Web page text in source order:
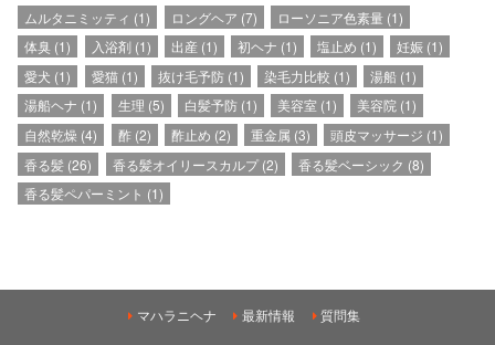
ムルタニミッティ (1) ロングヘア (7) ローソニア色素量(1)
体臭 (1) 入浴剤(1) 出産(1) 初ヘナ (1) 塩止め (1) 妊娠 (1)
愛犬 (1) 愛猫(1) 抜け毛予防(1) 染毛力比較 (1) 湯船 (1)
湯船ヘナ (1) 生理 (5) 白髪予防(1) 美容室 (1) 美容院 (1)
自然乾燥 (4) 酢(2) 酢止め (2) 重金属 (3) 頭皮マッサージ (1)
香る髪 (26) 香る髪オイリースカルプ(2) 香る髪ベーシック (8)
香る髪ペパーミント (1)
マハラニヘナ 最新情報 質問集